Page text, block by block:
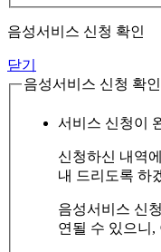
음성서비스 신청 확인
닫기
음성서비스 신청 확인
서비스 신청이
신청하신 내역
내 드리도록 하
음성서비스 신
연될 수 있으니,